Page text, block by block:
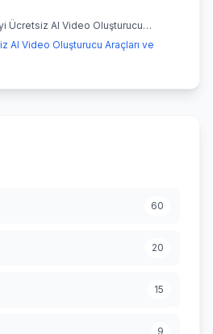
Ücretsiz AI Video Oluşturucu…
AI Video Oluşturucu Araçları ve
60
20
15
9